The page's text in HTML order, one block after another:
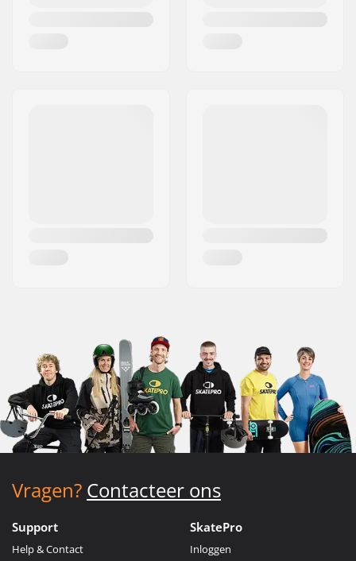
Vragen? Contacteer ons
Support
Help & Contact
SkatePro
Inloggen